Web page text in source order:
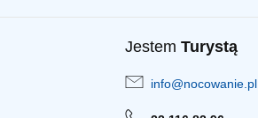
Jestem Turystą
info@nocowanie.pl